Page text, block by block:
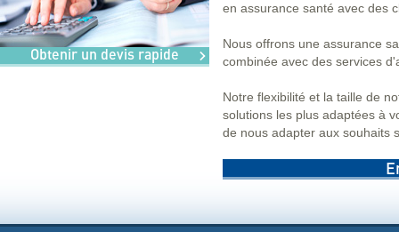
Obtenir un devis rapide
en assurance santé avec des
Nous offrons une assurance
combinée avec des services
Notre flexibilité et la taille de
solutions les plus adaptées à
de nous adapter aux souhaits